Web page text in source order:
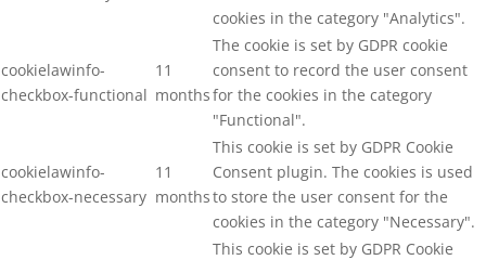
cookies in the category "Analytics".
cookielawinfo-
checkbox-functional
11
months
The cookie is set by GDPR cookie
consent to record the user consent
for the cookies in the category
"Functional".
cookielawinfo-
checkbox-necessary
11
months
This cookie is set by GDPR Cookie
Consent plugin. The cookies is used
to store the user consent for the
cookies in the category "Necessary".
This cookie is set by GDPR Cookie